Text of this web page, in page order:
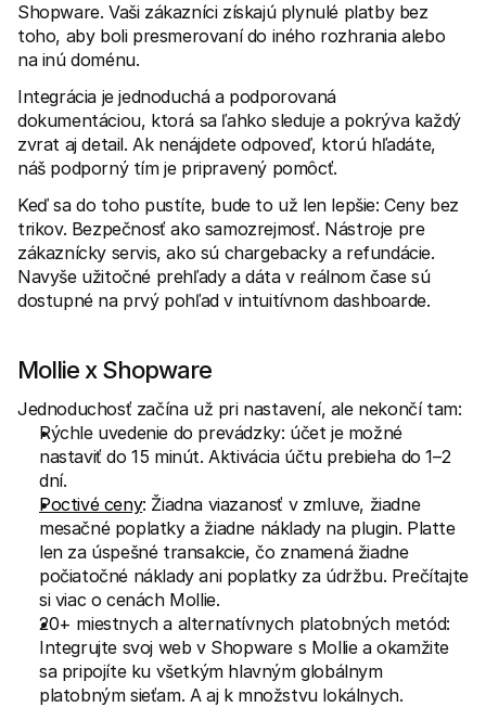
Shopware. Vaši zákazníci získajú plynulé platby bez
toho, aby boli presmerovaní do iného rozhrania alebo
na inú doménu.
Integrácia je jednoduchá a podporovaná
dokumentáciou, ktorá sa ľahko sleduje a pokrýva každý
zvrat aj detail. Ak nenájdete odpoveď, ktorú hľadáte,
náš podporný tím je pripravený pomôcť.
Keď sa do toho pustíte, bude to už len lepšie: Ceny bez
trikov. Bezpečnosť ako samozrejmosť. Nástroje pre
zákaznícky servis, ako sú chargebacky a refundácie.
Navyše užitočné prehľady a dáta v reálnom čase sú
dostupné na prvý pohľad v intuitívnom dashboarde.
Mollie x Shopware
Jednoduchosť začína už pri nastavení, ale nekončí tam:
Rýchle uvedenie do prevádzky: účet je možné
nastaviť do 15 minút. Aktivácia účtu prebieha do 1–2
dní.
Poctivé ceny: Žiadna viazanosť v zmluve, žiadne
mesačné poplatky a žiadne náklady na plugin. Platte
len za úspešné transakcie, čo znamená žiadne
počiatočné náklady ani poplatky za údržbu. Prečítajte
si viac o cenách Mollie.
20+ miestnych a alternatívnych platobných metód:
Integrujte svoj web v Shopware s Mollie a okamžite
sa pripojíte ku všetkým hlavným globálnym
platobným sieťam. A aj k množstvu lokálnych.